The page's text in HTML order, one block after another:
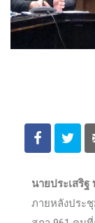
นายประเสริ
ภายหลังประ